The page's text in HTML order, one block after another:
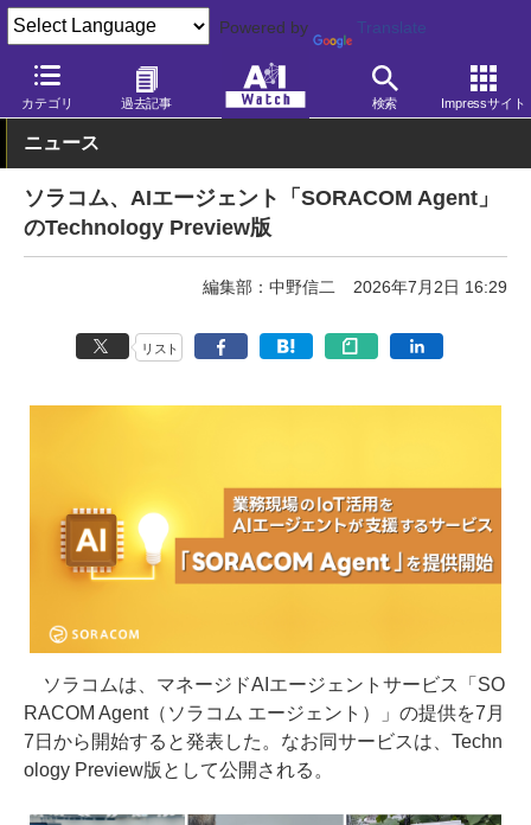
Powered by Translate
カテゴリ 過去記事 検索 Impressサイト
AI Watch AI活用 ビジネス・業務
ニュース
ソラコム、AIエージェント「SORACOM Agent」
のTechnology Preview版
編集部：中野信二 2026年7月2日 16:29
リスト
ソラコムは、マネージドAIエージェントサービス「SO
RACOM Agent（ソラコム エージェント）」の提供を7月
7日から開始すると発表した。なお同サービスは、Techn
ology Preview版として公開される。